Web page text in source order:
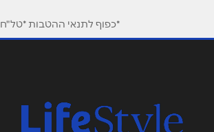
אנא חזרו אלי בקשר ל...
*כפוף לתנאי ההטבות *טל"ח